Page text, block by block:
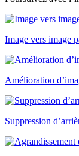
Image vers image
Amélioration
Suppression